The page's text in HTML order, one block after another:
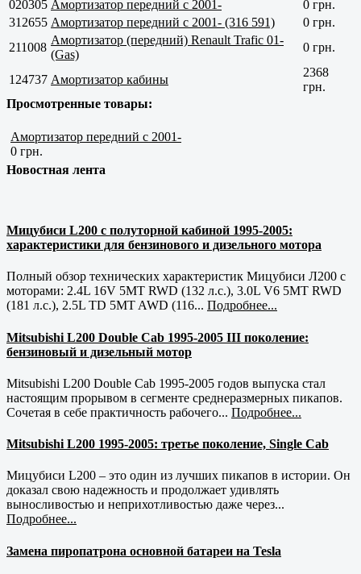
020305 Амортизатор передний с 2001-
0 грн.
312655 Амортизатор передний с 2001- (316 591)
0 грн.
211008
Амортизатор (передний) Renault Trafic 01-
(Gas)
0 грн.
124737 Амортизатор кабины
2368
грн.
Просмотренные товары:
Амортизатор передний с 2001-
0 грн.
Новостная лента
Мицубиси L200 с полуторной кабиной 1995-2005:
характеристики для бензинового и дизельного мотора
Полный обзор технических характеристик Мицубиси Л200 с
моторами: 2.4L 16V 5MT RWD (132 л.с.), 3.0L V6 5MT RWD
(181 л.с.), 2.5L TD 5MT AWD (116... Подробнее...
Mitsubishi L200 Double Cab 1995-2005 III поколение:
бензиновый и дизельный мотор
Mitsubishi L200 Double Cab 1995-2005 годов выпуска стал
настоящим прорывом в сегменте среднеразмерных пикапов.
Сочетая в себе практичность рабочего... Подробнее...
Mitsubishi L200 1995-2005: третье поколение, Single Cab
Мицубиси L200 – это один из лучших пикапов в истории. Он
доказал свою надежность и продолжает удивлять
выносливостью и неприхотливостью даже через...
Подробнее...
Замена пиропатрона основной батареи на Tesla